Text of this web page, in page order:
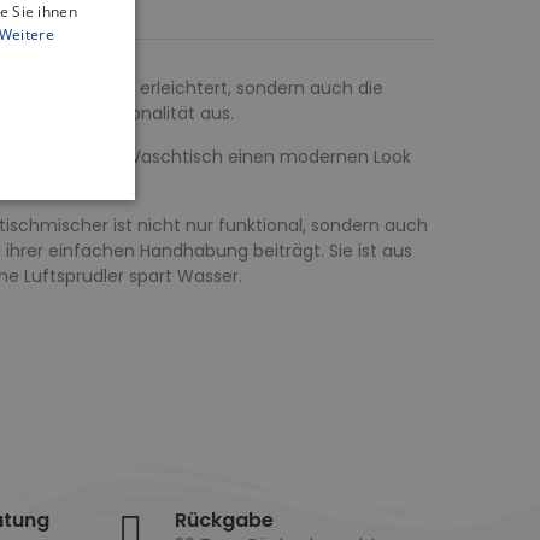
Badezimmers erleichtert, sondern auch die
Funktionalität aus.
die Ihrem Waschtisch einen modernen Look
ist nicht nur funktional, sondern auch
einfachen Handhabung beiträgt. Sie ist aus
Luftsprudler spart Wasser.
Rückgabe
Sie ihnen
Weitere